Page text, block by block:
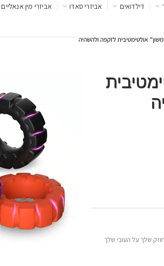
דילדואים אביזרי סאדו אביזרי מין אנאליים
אולטימטיבית לזקפה ולהשהיה
שלך על העובי שלך